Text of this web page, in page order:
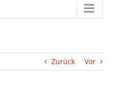
Zurück Vor